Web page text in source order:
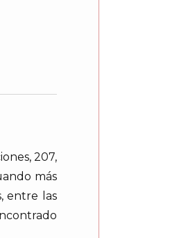
207,
más
entre las